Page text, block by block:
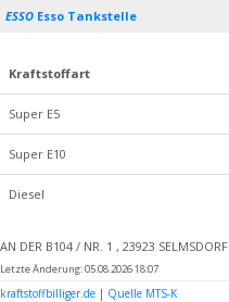
ESSO Esso Tankstelle
Kraftstoffart
Super E5
Super E10
Diesel
AN DER B104 / NR. 1 , 23923 SELMSDORF
Letzte Änderung: 05.08.2026 18:07
kraftstoffbilliger.de | Quelle MTS-K